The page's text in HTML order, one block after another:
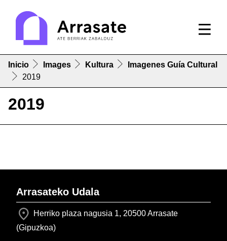
Inicio Images Kultura
Imagenes Guía Cultural
2019
2019
Arrasateko Udala
Herriko plaza nagusia 1, 20500 Arrasate
(Gipuzkoa)